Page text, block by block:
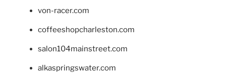
von-racer.com
coffeeshopcharleston.com
salon104mainstreet.com
alkaspringswater.com